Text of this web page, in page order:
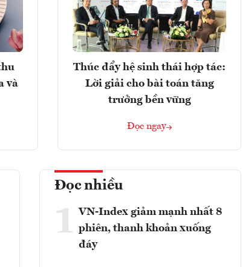
và
Thúc đẩy hệ sinh thái hợp tác:
Lời giải cho bài toán tăng
trưởng bền vững
Đọc ngay
Đọc nhiều
1 VN-Index giảm mạnh nhất 8
phiên, thanh khoản xuống
đáy